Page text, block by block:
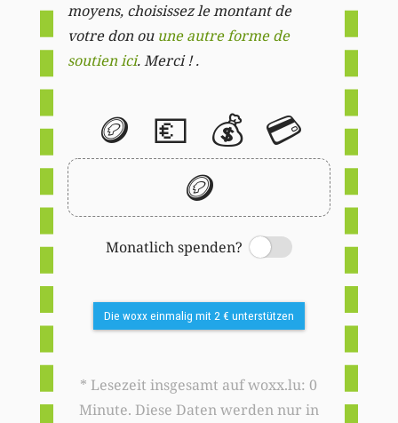
moyens, choisissez le montant de
votre don ou une autre forme de
soutien ici. Merci ! .
🪙 💶 💰 💳
🪙
Monatlich spenden?
Switch
Die woxx einmalig mit 2 € unterstützen
* Lesezeit insgesamt auf woxx.lu: 0
Minute. Diese Daten werden nur in